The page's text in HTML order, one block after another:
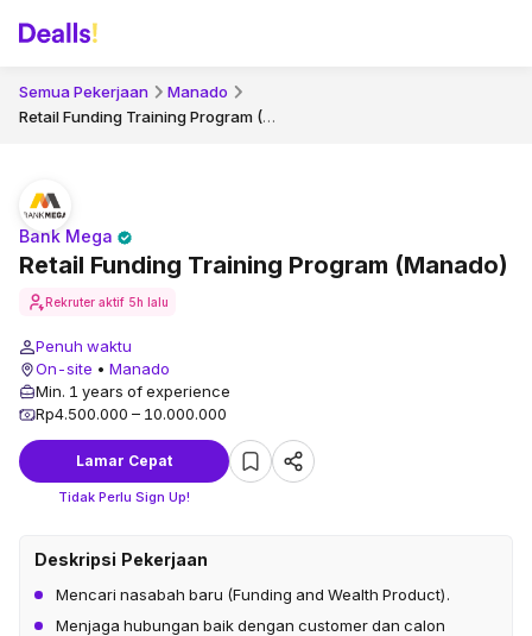
Semua Pekerjaan Manado
Retail Funding Training Program (Manado)
Retail Funding Training Program (Manado)
Bank Mega
Rekruter aktif 5h lalu
Penuh waktu
On-site • Manado
Min. 1 years of experience
Rp4.500.000 – 10.000.000
Lamar Cepat
Tidak Perlu Sign Up!
Deskripsi Pekerjaan
Mencari nasabah baru (Funding and Wealth Product).
Menjaga hubungan baik dengan customer dan calon